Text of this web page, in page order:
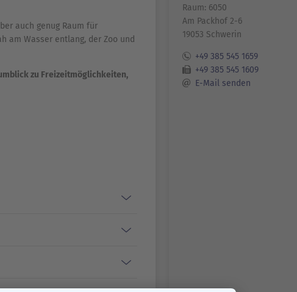
auch genug Raum für
am Wasser entlang, der Zoo und
zu Freizeitmöglichkeiten,
Raum: 6050
Am Packhof 2-6
19053 Schwerin
+49 385 545 1659
+49 385 545 1609
E-Mail senden